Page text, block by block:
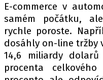
E-commerce v
samém počátku,
rychle poroste.
dosáhly on-line tržby
14,6 miliardy
procenta